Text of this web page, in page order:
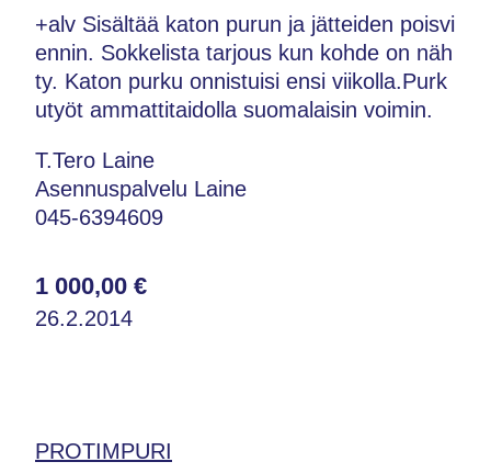
+alv Sisältää katon purun ja jätteiden poisvi
ennin. Sokkelista tarjous kun kohde on näh
ty. Katon purku onnistuisi ensi viikolla.Purk
utyöt ammattitaidolla suomalaisin voimin.
T.Tero Laine
Asennuspalvelu Laine
045-6394609
1 000,00 €
26.2.2014
PROTIMPURI